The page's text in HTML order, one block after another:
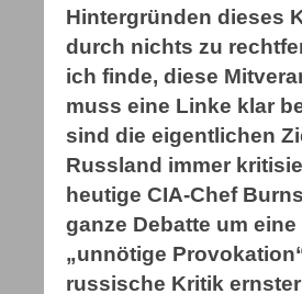
Hintergründen dieses
durch nichts zu
ich finde, diese
muss eine Linke klar
sind die eigentlichen
Russland immer
heutige CIA-Chef
ganze Debatte um
„unnötige
russische Kritik